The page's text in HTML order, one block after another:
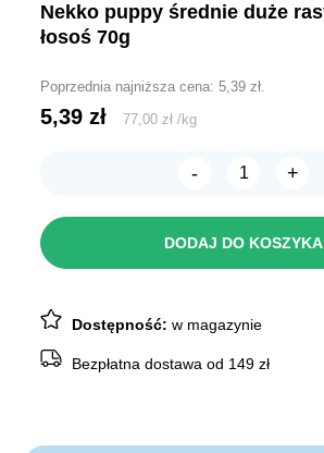
nekko puppy średnie duże rasy indyk
łosoś 70g
Poprzednia najniższa cena:5,39zł.
5,39zł 77,00zł /kg
-
ilość
duże
+
DODAJ DO KOSZYKA
Dostępność:w magazynie
Bezpłatna dostawa od 149 zł